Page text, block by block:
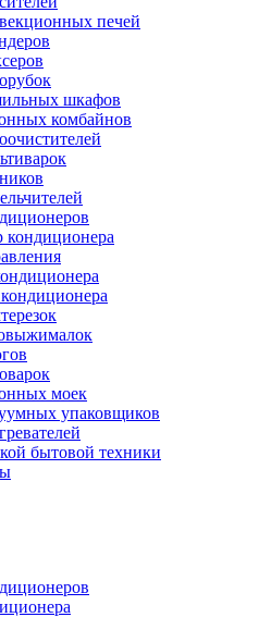
печей
шкафов
комбайнов
кондиционера
моек
упаковщиков
бытовой техники